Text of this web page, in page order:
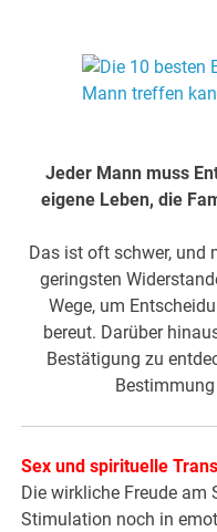
Jeder Mann muss
eigene Leben, die
Das ist oft schwer, und
geringsten
Wege, um
bereut. Darüber
Bestätigung zu
Sex und spirituelle
Die wirkliche Freude am
Stimulation noch in